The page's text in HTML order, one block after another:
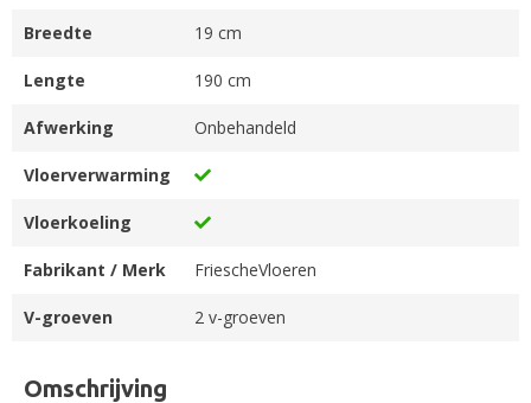
Omschrijving
Breedte 19 cm
Lengte 190 cm
Afwerking Onbehandeld
Vloerverwarming
Vloerkoeling
Fabrikant / Merk FriescheVloeren
V-groeven 2 v-groeven